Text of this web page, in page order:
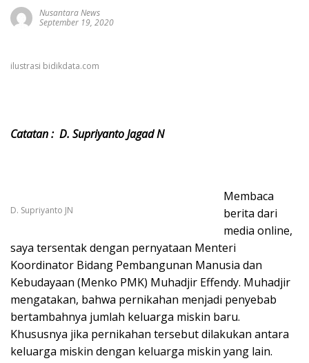
Nusantara News
September 19, 2020
ilustrasi bidikdata.com
Catatan : D. Supriyanto Jagad N
D. Supriyanto JN
Membaca
berita dari
media online,
saya tersentak dengan pernyataan Menteri
Koordinator Bidang Pembangunan Manusia dan
Kebudayaan (Menko PMK) Muhadjir Effendy. Muhadjir
mengatakan, bahwa pernikahan menjadi penyebab
bertambahnya jumlah keluarga miskin baru.
Khususnya jika pernikahan tersebut dilakukan antara
keluarga miskin dengan keluarga miskin yang lain.